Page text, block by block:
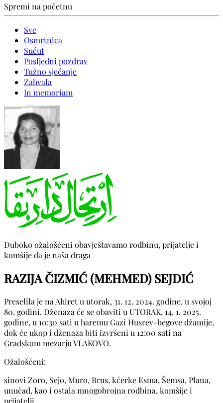
Spremi na početnu
Sve
Osmrtnica
Sućut
Posljedni pozdrav
Tužno sjećanje
Zahvala
In memoriam
Duboko ožalošćeni obavještavamo rodbinu, prijatelje i
komšije da je naša draga
RAZIJA ČIZMIĆ (MEHMED) SEJDIĆ
Preselila je na Ahiret u utorak, 31. 12. 2024. godine, u svojoj
80. godini. Dženaza će se obaviti u UTORAK, 14. 1. 2025.
godine, u 10:30 sati u haremu Gazi Husrev-begove džamije,
dok će ukop i dženaza biti izvršeni u 12:00 sati na
Gradskom mezarju VLAKOVO.
Ožalošćeni:
sinovi Zoro, Sejo, Muro, Brus, kćerke Esma, Šemsa, Plana,
unučad, kao i ostala mnogobrojna rodbina, komšije i
prijatelji.